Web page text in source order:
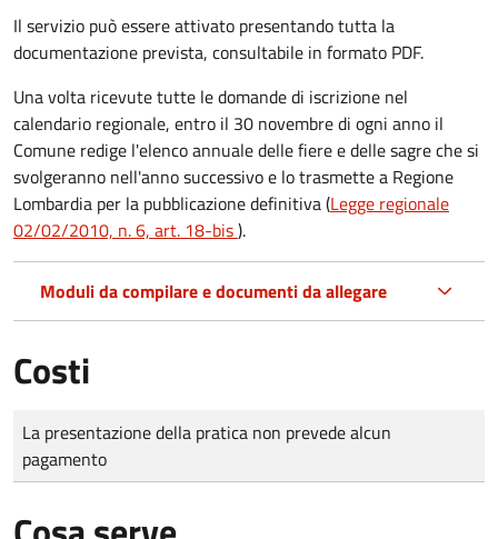
Il servizio può essere attivato presentando tutta la
documentazione prevista, consultabile in formato PDF.
Una volta ricevute tutte le domande di iscrizione nel
calendario regionale, entro il 30 novembre di ogni anno il
Comune redige l'elenco annuale delle fiere e delle sagre che si
svolgeranno nell'anno successivo e lo trasmette a Regione
Lombardia per la pubblicazione definitiva (Legge regionale
02/02/2010, n. 6, art. 18-bis).
Moduli da compilare e documenti da allegare
Costi
Tipo di pagamento
Importo
La presentazione della pratica non prevede alcun
pagamento